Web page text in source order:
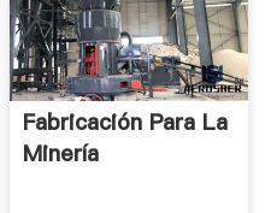
Fabricación Para La
Minería